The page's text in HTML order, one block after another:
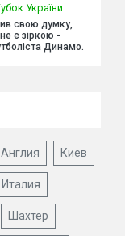
України
свою думку,
є зіркою -
Динамо.
Англия Киев
Италия
Шахтер